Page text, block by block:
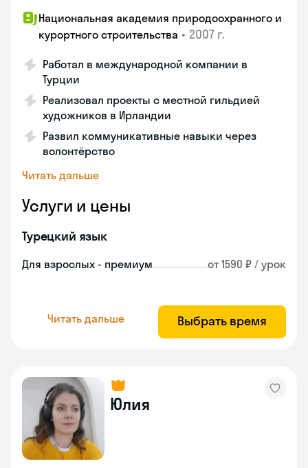
Национальная академия природоохранного и
курортного строительства • 2007 г.
Работал в международной компании в
Турции
Реализовал проекты с местной гильдией
художников в Ирландии
Развил коммуникативные навыки через
волонтёрство
Читать дальше
Услуги и цены
Турецкий язык
Для взрослых - премиум от 1590 ₽ / урок
Читать дальше Выбрать время
Юлия